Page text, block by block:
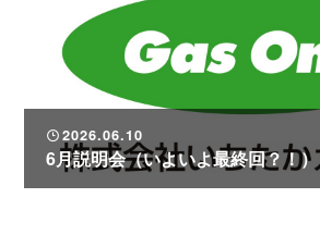
2026.06.10
6月説明会（いよいよ最終回？！）